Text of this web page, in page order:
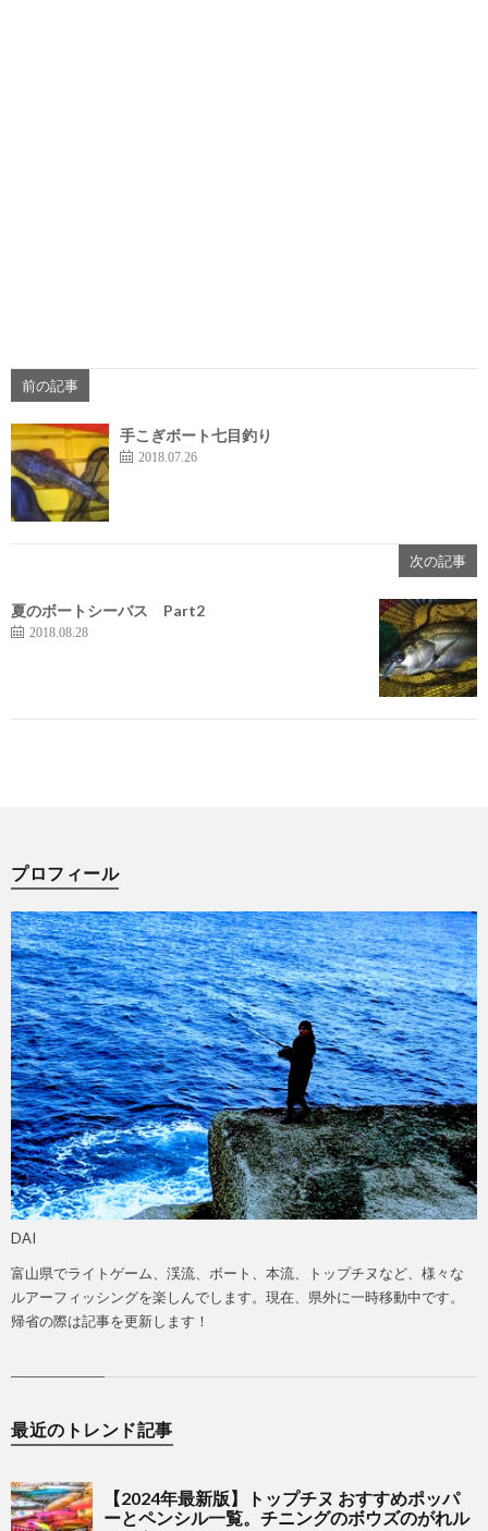
前の記事
手こぎボート七目釣り
2018.07.26
次の記事
夏のボートシーバス Part2
2018.08.28
プロフィール
DAI
富山県でライトゲーム、渓流、ボート、本流、トップチヌなど、様々な
ルアーフィッシングを楽しんでします。現在、県外に一時移動中です。
帰省の際は記事を更新します！
最近のトレンド記事